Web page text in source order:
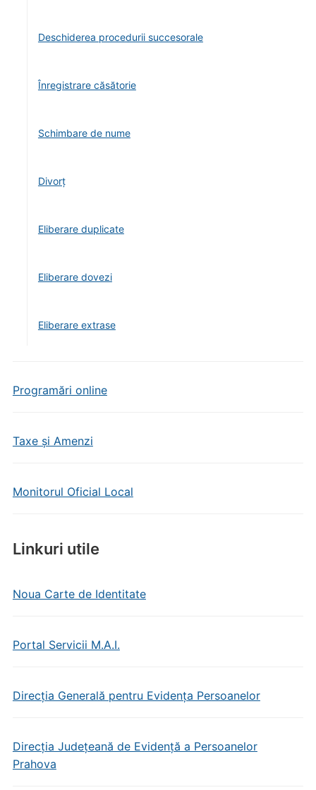
Deschiderea procedurii succesorale
Înregistrare căsătorie
Schimbare de nume
Divorţ
Eliberare duplicate
Eliberare dovezi
Eliberare extrase
Programări online
Taxe și Amenzi
Monitorul Oficial Local
Linkuri utile
Noua Carte de Identitate
Portal Servicii M.A.I.
Direcția Generală pentru Evidența Persoanelor
Direcția Județeană de Evidență a Persoanelor
Prahova